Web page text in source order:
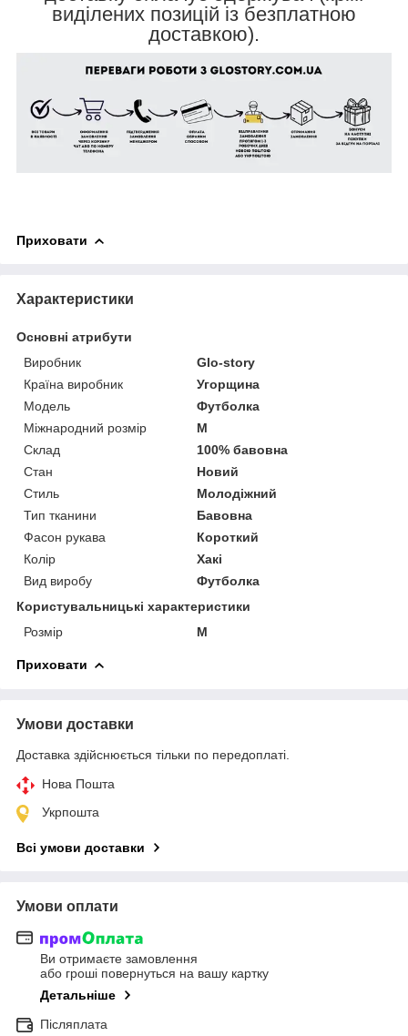
виділених позицій із безплатною
доставкою).
Приховати
Характеристики
Основні атрибути
Виробник
Glo-story
Країна виробник
Угорщина
Модель
Футболка
Міжнародний розмір
M
Склад
100% бавовна
Стан
Новий
Стиль
Молодіжний
Тип тканини
Бавовна
Фасон рукава
Короткий
Колір
Хакі
Вид виробу
Футболка
Користувальницькі характеристики
Розмір
M
Приховати
Умови доставки
Доставка здійснюється тільки по передоплаті.
Нова Пошта
Укрпошта
Всі умови доставки
Умови оплати
Ви отримаєте замовлення
або гроші повернуться на вашу картку
Детальніше
Післяплата